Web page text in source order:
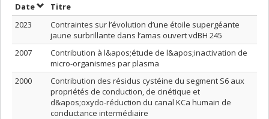
DateTrier par date en ordre croissant
Titre
2023
Contraintes sur l’évolution d’une étoile supergéante
jaune surbrillante dans l’amas ouvert vdBH 245
2007
Contribution à l&apos;étude de l&apos;inactivation de
micro-organismes par plasma
2000
Contribution des résidus cystéine du segment S6 aux
propriétés de conduction, de cinétique et
d&apos;oxydo-réduction du canal KCa humain de
conductance intermédiaire